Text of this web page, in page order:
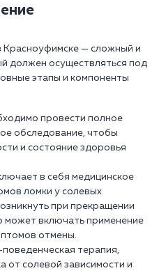
Красноуфимске — сложный и
должен осуществляться под
этапы и компоненты
провести полное
обследование, чтобы
и состояние здоровья
в себя медицинское
ломки у солевых
при прекращении
может включать применение
отмены.
терапия,
от солевой зависимости и